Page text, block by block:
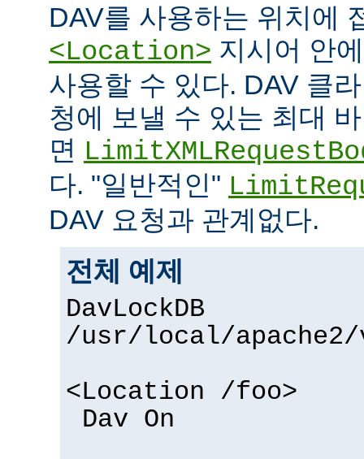
DAV를 사용하는 위치에
<Location> 지시어 안
사용할 수 있다. DAV 클
청에 보낼 수 있는 최대
면
다. "일반적인"
DAV 요청과 관계없다.
전체 예제
DavLockDB
/usr/local/apache2/
<Location /foo>
Dav On